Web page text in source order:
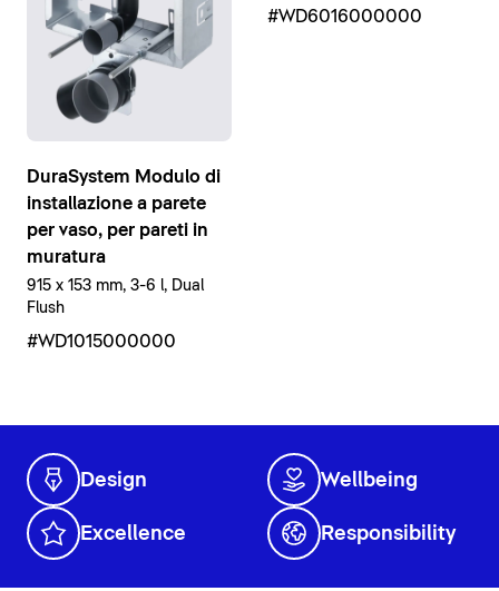
DuraSystem Modulo di
installazione a parete
per vaso, per pareti in
muratura
915 x 153 mm, 3-6 l, Dual
Flush
#WD1015000000
#WD6016000000
Design Wellbeing
Excellence Responsibility